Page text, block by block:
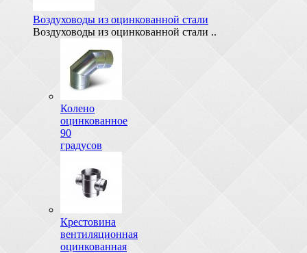
Воздуховоды из оцинкованной стали
Воздуховоды из оцинкованной стали ..
Колено
оцинкованное
90
градусов
Крестовина
вентиляционная
оцинкованная